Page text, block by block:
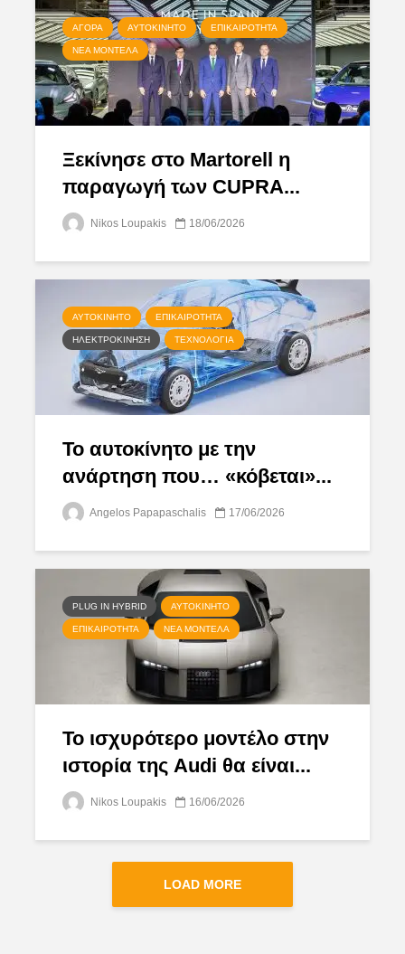
ΑΓΟΡΆ ΑΥΤΟΚΊΝΗΤΟ ΕΠΙΚΑΙΡΌΤΗΤΑ
ΝΈΑ ΜΟΝΤΈΛΑ
Ξεκίνησε στο Martorell η
παραγωγή των CUPRA...
Nikos Loupakis 18/06/2026
ΑΥΤΟΚΊΝΗΤΟ ΕΠΙΚΑΙΡΌΤΗΤΑ
ΗΛΕΚΤΡΟΚΊΝΗΣΗ ΤΕΧΝΟΛΟΓΊΑ
Το αυτοκίνητο με την
ανάρτηση που… «κόβεται»...
Angelos Papapaschalis 17/06/2026
PLUG IN HYBRID ΑΥΤΟΚΊΝΗΤΟ
ΕΠΙΚΑΙΡΌΤΗΤΑ ΝΈΑ ΜΟΝΤΈΛΑ
Το ισχυρότερο μοντέλο στην
ιστορία της Audi θα είναι...
Nikos Loupakis 16/06/2026
LOAD MORE